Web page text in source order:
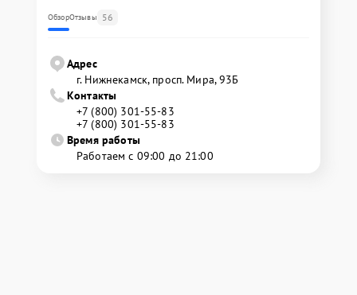
ОбзорОтзывы 56
Адрес
г. Нижнекамск, просп. Мира, 93Б
Контакты
+7 (800) 301-55-83
+7 (800) 301-55-83
Время работы
Работаем с 09:00 до 21:00